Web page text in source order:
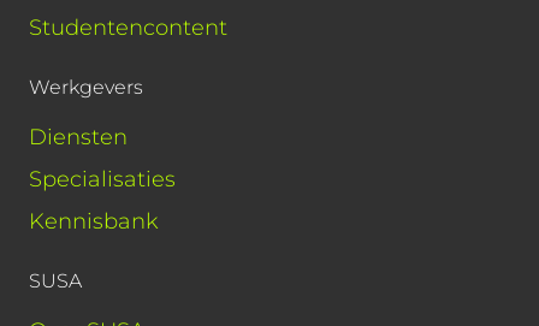
Studentencontent
Werkgevers
Diensten
Specialisaties
Kennisbank
SUSA